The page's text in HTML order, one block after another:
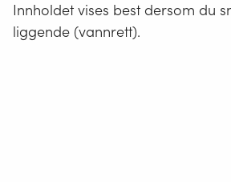
Innholdet vises best dersom du
liggende (vannrett).